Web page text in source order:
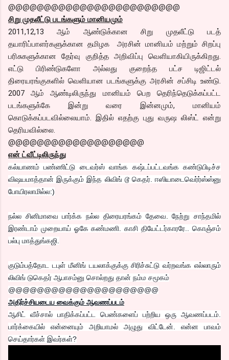
@@@@@@@@@@@@@@@@@@@@@@@@
சிறு முதலீட்டு படங்களும் மானியமும்
2011,12,13 ஆம் ஆண்டுக்கான சிறு முதலீட்டு படத்
தயாரிப்பாளர்களுக்கான தமிழக அரசின் மானியம் மற்றும் சிறப்பு
பரிசுகளுக்கான தேர்வு குறித்த அறிவிப்பு வெளியாகியிருக்கிறது.
எட்டு பிரிண்டுகளோ அல்லது குறைந்த பட்ச டிஜிட்டல்
திரையரங்குகளில் வெளியான படங்களுக்கு அரசின் சப்சிடி உண்டு.
2007 ஆம் ஆண்டிலிருந்து மானியம் பெற தெரிந்தெடுக்கப்பட்ட
படங்களுக்கே இன்று வரை இன்னமும், மானியம்
கொடுக்கப்படவில்லையாம். இதில் எதற்கு புது வருஷ லிஸ்ட் என்று
தெரியவில்லை.
@@@@@@@@@@@@@@@@@@@
என் ட்வீட்டிலிருந்து
கல்யாணம் பண்ணிட்டு டைவர்ஸ் வாங்க கஷ்டப்பட்டவங்க கண்டுபிடிச்ச
விஷயமாத்தான் இருக்கும் இந்த லிவிங் டூ கெதர். ஈஸியாடைவெர்ர்ஸ்ஸ்னு
போயிரலாமில்ல:)
நல்ல சினிமாவை பார்க்க நல்ல திரையரங்கம் தேவை. நேற்று சாந்தமில்
இரண்டாம் முறையாய் ஓகே கண்மணி. காசி தியேட்டர்காரரே.. கொஞ்சம்
பல்பு மாத்துங்கஜி.
குடும்பத்தோட டபுள் மீனிங் டயலாக்குக்கு சிரிச்சுட்டு வர்றவங்க எல்லாரும்
லிவிங் டுகெதர் ஆபாசம்னு சொல்றது தான் நம்ம சமூகம்
@@@@@@@@@@@@@@@@@@@@@
அதிர்ச்சியடைய வைக்கும் ஆவணப்படம்
ஆசிட் வீச்சால் பாதிக்கப்பட்ட பெண்களைப் பற்றிய ஒரு ஆவணப்படம்.
பார்க்கையில் என்னையும் அறியாமல் அழுது விட்டேன். என்ன பாவம்
செய்தார்கள் இவர்கள்?